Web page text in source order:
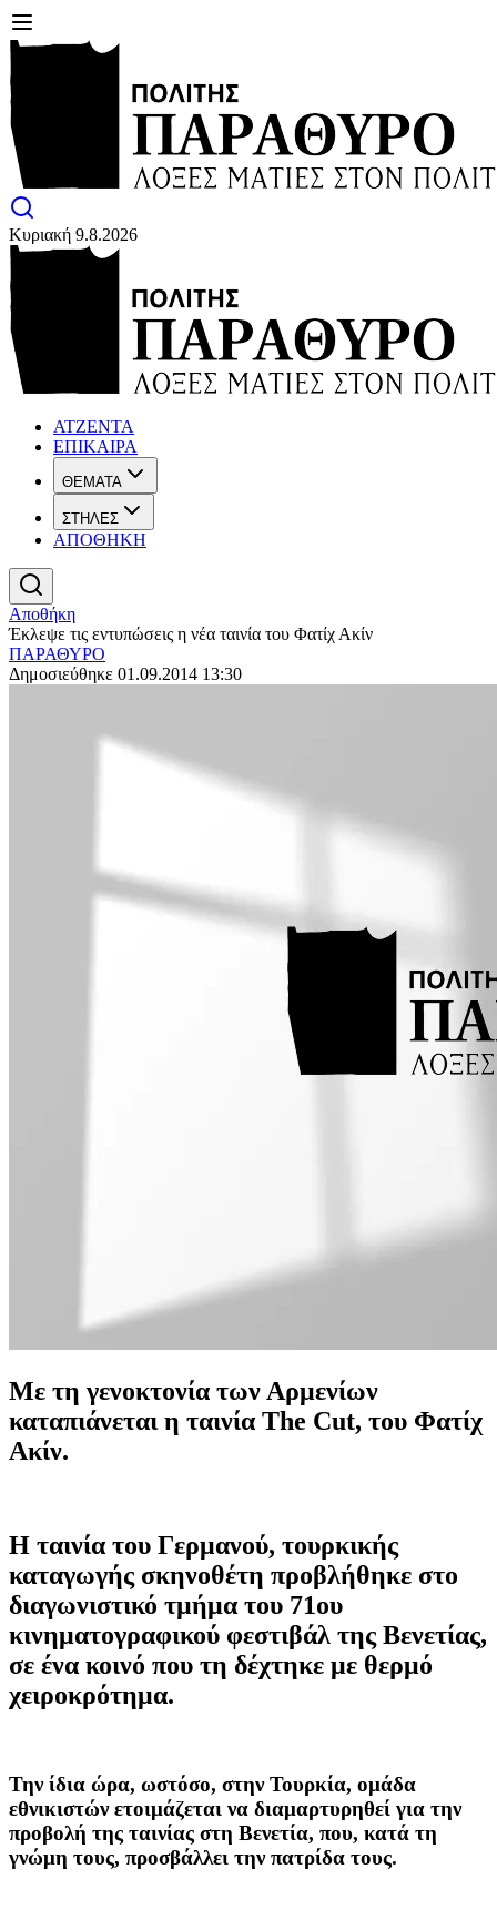
Κυριακή 9.8.2026
ΑΤΖΕΝΤΑ
ΕΠΙΚΑΙΡΑ
ΘΕΜΑΤΑ
ΣΤΗΛΕΣ
ΑΠΟΘΗΚΗ
Αποθήκη
Έκλεψε τις εντυπώσεις η νέα ταινία του Φατίχ Ακίν
ΠΑΡΑΘΥΡΟ
Δημοσιεύθηκε 01.09.2014 13:30
Με τη γενοκτονία των Αρμενίων
καταπιάνεται η ταινία The Cut, του Φατίχ
Ακίν.
H ταινία του Γερμανού, τουρκικής
καταγωγής σκηνοθέτη προβλήθηκε στο
διαγωνιστικό τμήμα του 71ου
κινηματογραφικού φεστιβάλ της Βενετίας,
σε ένα κοινό που τη δέχτηκε με θερμό
χειροκρότημα.
Την ίδια ώρα, ωστόσο, στην Τουρκία, ομάδα
εθνικιστών ετοιμάζεται να διαμαρτυρηθεί για την
προβολή της ταινίας στη Βενετία, που, κατά τη
γνώμη τους, προσβάλλει την πατρίδα τους.